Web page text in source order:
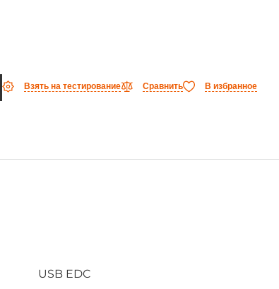
Взять на тестирование Сравнить В избранное
USB EDC